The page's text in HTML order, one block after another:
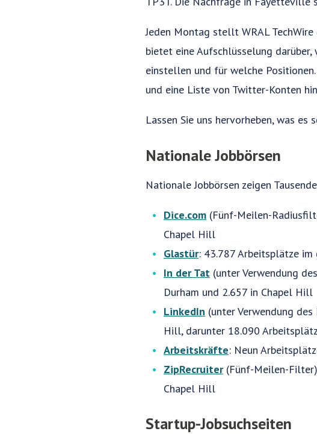
Jeden Montag stellt WRAL
bietet eine Aufschlüsselung
einstellen und für welche
und eine Liste von Twitter-Konten
Lassen Sie uns hervorheben, was
Nationale Jobbörsen
Nationale Jobbörsen zeigen
Dice.com (Fünf-Meilen-
Chapel Hill
Glastür: 43.787 Arbeitsplätze
In der Tat (unter Verwendung
Durham und 2.657 in Chapel Hill
LinkedIn (unter Verwendung
Hill, darunter 18.090
Arbeitskräfte: Neun
ZipRecruiter(Fünf-Meilen-
Chapel Hill
Startup-Jobsuchseiten